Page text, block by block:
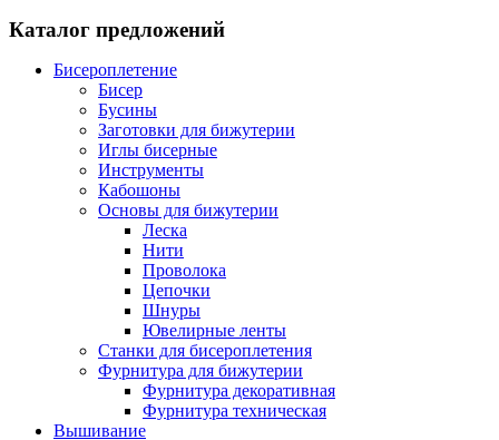
Каталог предложений
Бисероплетение
Бисер
Бусины
Заготовки для бижутерии
Иглы бисерные
Инструменты
Кабошоны
Основы для бижутерии
Леска
Нити
Проволока
Цепочки
Шнуры
Ювелирные ленты
Станки для бисероплетения
Фурнитура для бижутерии
Фурнитура декоративная
Фурнитура техническая
Вышивание